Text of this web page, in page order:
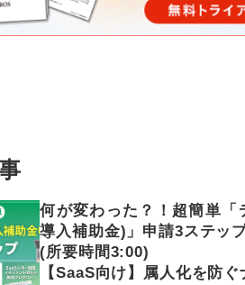
何が変わった？！超簡単
導入補助金)」申請3ステッ
(所要時間3:00)
【SaaS向け】属人化を防